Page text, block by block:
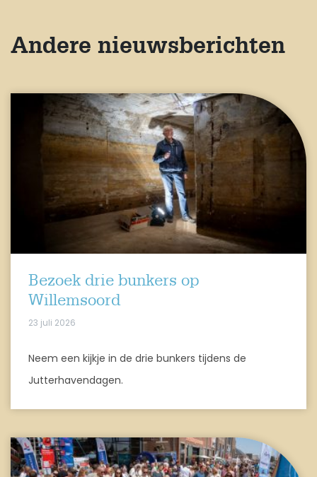
Andere nieuwsberichten
Bezoek drie bunkers op
Willemsoord
23 juli 2026
Neem een kijkje in de drie bunkers tijdens de
Jutterhavendagen.